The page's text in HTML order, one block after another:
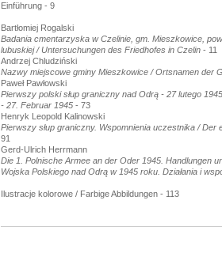
Einführung - 9
Bartłomiej Rogalski
Badania cmentarzyska w Czelinie, gm. Mieszkowice,
lubuskiej / Untersuchungen des Friedhofes in Czelin- 11
Andrzej Chludziński
Nazwy miejscowe gminy Mieszkowice / Ortsnamen der
Paweł Pawłowski
Pierwszy polski słup graniczny nad Odrą - 27 lutego
- 27. Februar 1945- 73
Henryk Leopold Kalinowski
Pierwszy słup graniczny. Wspomnienia uczestnika /
91
Gerd-Ulrich Herrmann
Die 1. Polnische Armee an der Oder 1945. Handlungen
Wojska Polskiego nad Odrą w 1945 roku. Działania i
Ilustracje kolorowe / Farbige Abbildungen - 113